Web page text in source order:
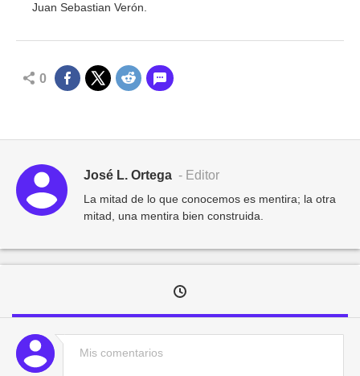
Juan Sebastian Verón.
0
José L. Ortega - Editor
La mitad de lo que conocemos es mentira; la otra
mitad, una mentira bien construida.